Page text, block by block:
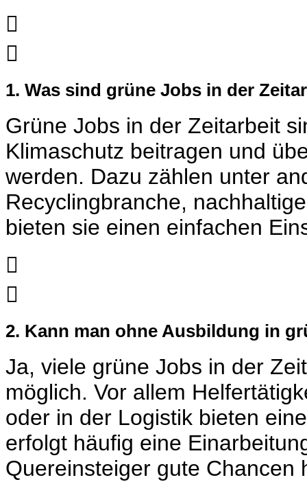


1. Was sind grüne Jobs in der
Grüne Jobs in der Zeitarbeit
Klimaschutz beitragen und
werden. Dazu zählen unter
Recyclingbranche,
bieten sie einen einfachen


2. Kann man ohne Ausbildung in
Ja, viele grüne Jobs in der
möglich. Vor allem
oder in der Logistik bieten
erfolgt häufig eine
Quereinsteiger gute Chancen